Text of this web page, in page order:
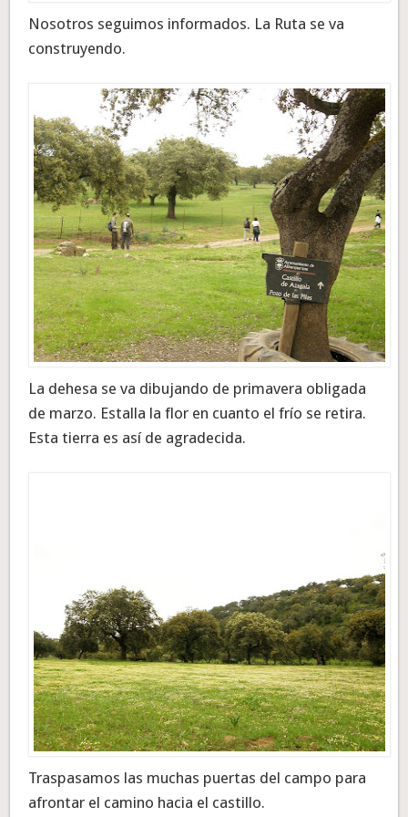
Nosotros seguimos informados. La Ruta se va
construyendo.
La dehesa se va dibujando de primavera obligada
de marzo. Estalla la flor en cuanto el frío se retira.
Esta tierra es así de agradecida.
Traspasamos las muchas puertas del campo para
afrontar el camino hacia el castillo.